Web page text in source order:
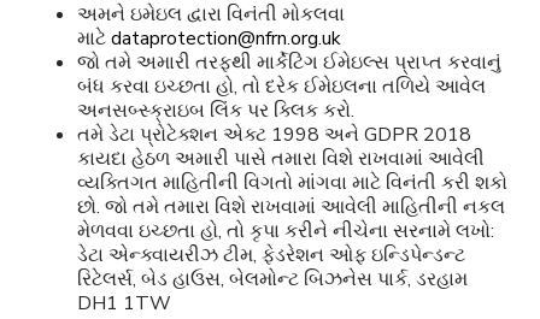
અમને ઇમેઇલ દ્વારા વિનંતી મોકલવા
માટેdataprotection@nfrn.org.uk
જો તમે અમારી તરફથી માર્કેટિંગ ઈમેઇલ્સ પ્રાપ્ત કરવાનું
બંધ કરવા ઇચ્છતા હો, તો દરેક ઈમેઇલના તળિયે આવેલ
અનસબ્સ્ક્રાઇબ લિંક પર ક્લિક કરો.
તમે ડેટા પ્રોટેક્શન એક્ટ 1998 અને GDPR 2018
કાયદા હેઠળ અમારી પાસે તમારા વિશે રાખવામાં આવેલી
વ્યક્તિગત માહિતીની વિગતો માંગવા માટે વિનંતી કરી શકો
છો. જો તમે તમારા વિશે રાખવામાં આવેલી માહિતીની નકલ
મેળવવા ઇચ્છતા હો, તો કૃપા કરીને નીચેના સરનામે લખો:
ડેટા એન્ક્વાયરીઝ ટીમ, ફેડરેશન ઓફ ઇન્ડિપેન્ડન્ટ
રિટેલર્સ, બેડ હાઉસ, બેલમોન્ટ બિઝનેસ પાર્ક, ડરહામ
DH1 1TW